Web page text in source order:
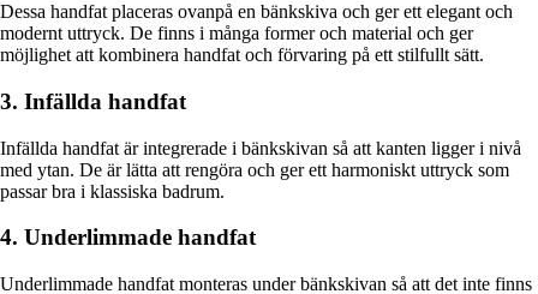
Dessa handfat placeras ovanpå en bänkskiva och ger ett elegant och
modernt uttryck. De finns i många former och material och ger
möjlighet att kombinera handfat och förvaring på ett stilfullt sätt.
3. Infällda handfat
Infällda handfat är integrerade i bänkskivan så att kanten ligger i nivå
med ytan. De är lätta att rengöra och ger ett harmoniskt uttryck som
passar bra i klassiska badrum.
4. Underlimmade handfat
Underlimmade handfat monteras under bänkskivan så att det inte finns